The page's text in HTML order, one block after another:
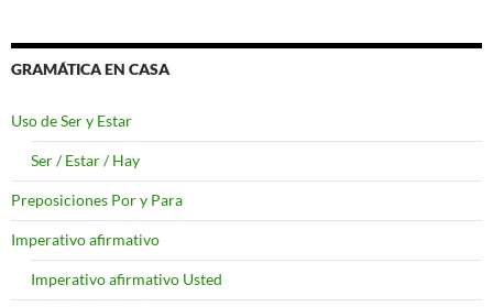
GRAMÁTICA EN CASA
Uso de Ser y Estar
Ser / Estar / Hay
Preposiciones Por y Para
Imperativo afirmativo
Imperativo afirmativo Usted